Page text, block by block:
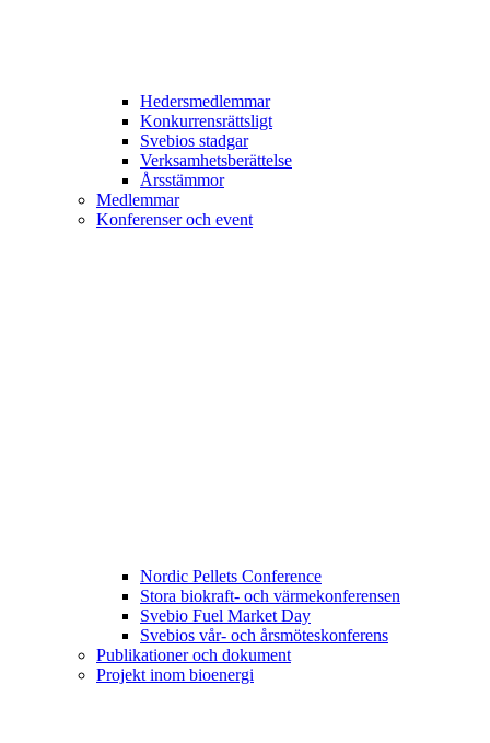
Hedersmedlemmar
Konkurrensrättsligt
Svebios stadgar
Verksamhetsberättelse
Årsstämmor
Medlemmar
Konferenser och event
Nordic Pellets Conference
Stora biokraft- och värmekonferensen
Svebio Fuel Market Day
Svebios vår- och årsmöteskonferens
Publikationer och dokument
Projekt inom bioenergi